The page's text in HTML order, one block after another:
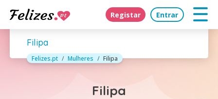
Registar Entrar
Filipa
Felizes.pt Mulheres Filipa
Filipa